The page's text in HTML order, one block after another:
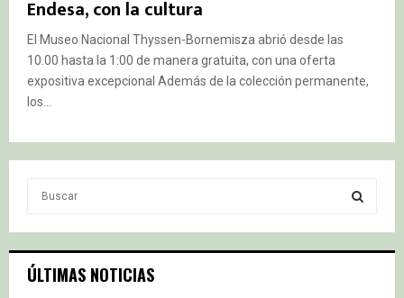
Endesa, con la cultura
El Museo Nacional Thyssen-Bornemisza abrió desde las
10.00 hasta la 1:00 de manera gratuita, con una oferta
expositiva excepcional Además de la colección permanente,
los...
c
h
S
ÚLTIMAS NOTICIAS